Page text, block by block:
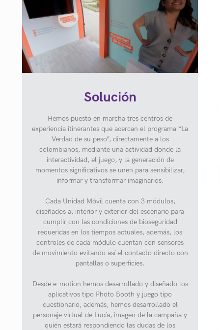
Solución
Hemos puesto en marcha tres centros de
experiencia itinerantes que acercan el programa “La
Verdad de su peso”, directamente a los
colombianos, mediante una actividad donde la
interactividad, el juego, y la generación de
momentos significativos se unen para sensibilizar,
informar y transformar imaginarios.
Cada Unidad Móvil cuenta con 3 módulos,
diseñados al interior y exterior del escenario para
cumplir con las condiciones de bioseguridad
requeridas en los tiempos actuales, además, los
controles de cada módulo cuentan con sensores
de movimiento evitando así el contacto directo con
pantallas o superficies.
Desde e-motion hemos desarrollado y diseñado los
aplicativos tipo Photo Booth y juego tipo
cuestionario, además, hemos desarrollado el
personaje virtual de Lucía, imagen de la campaña y
quién estará respondiendo las dudas de los